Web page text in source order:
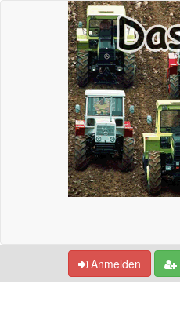
Anmelden